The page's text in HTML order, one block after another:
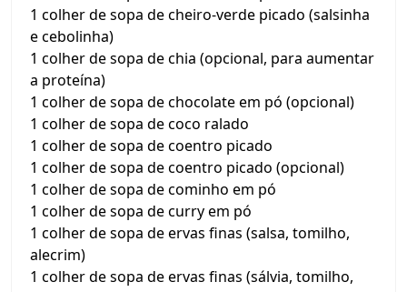
1 colher de sopa de cheiro-verde picado (salsinha
e cebolinha)
1 colher de sopa de chia (opcional, para aumentar
a proteína)
1 colher de sopa de chocolate em pó (opcional)
1 colher de sopa de coco ralado
1 colher de sopa de coentro picado
1 colher de sopa de coentro picado (opcional)
1 colher de sopa de cominho em pó
1 colher de sopa de curry em pó
1 colher de sopa de ervas finas (salsa, tomilho,
alecrim)
1 colher de sopa de ervas finas (sálvia, tomilho,